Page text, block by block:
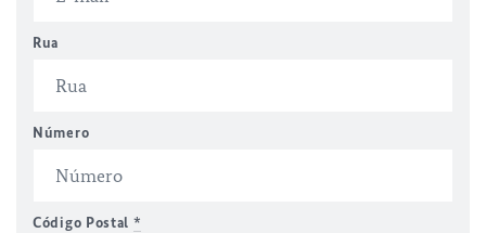
Rua
Número
Código Postal *